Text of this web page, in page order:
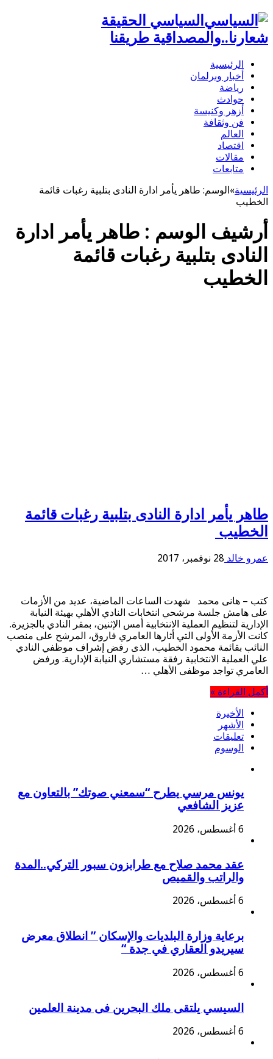
السياسي الحقيقة
شعارنا..والمصداقية طريقنا
الرئيسية
أخبار وبرلمان
رياضة
حوادث
أزهر وكنيسة
فن وثقافة
العالم
اقتصاد
مقالات
متابعات
الرئيسية»الوسم: طاهر يأمر ادارة النادى بتلبية رغبات قائمة
الخطيب
أرشيف الوسم : طاهر يأمر ادارة
النادى بتلبية رغبات قائمة
الخطيب
طاهر يأمر ادارة النادى بتلبية رغبات قائمة
الخطيب
عمرو خالد 28 نوفمبر، 2017
كتب – هانى محمد شهدت الساعات الماضية، عديد من الأزمات
على هامش جلسة مرشحي انتخابات النادي الأهلي بهيئة النيابة
الإدارية لتنظيم العملية الانتخابية أمس الإثنين، بمقر النادي بالجزيرة.
كانت الأزمة الأولى التي أثارها العامري فاروق، المرشح على منصب
النائب بقائمة محمود الخطيب، الذى رفض إشراف موظفي النادي
علي العملية الانتخابية رفقة مستشاري النيابة الإدارية. ورفض
العامري تواجد موظفى الأهلي …
أكمل القراءة »
الأخيرة
الأشهر
تعليقات
الوسوم
يونس مرسي يطرح “سمعني صوتك” بالتعاون مع
عزيز الشافعي
6 أغسطس، 2026
عقد محمد صلاح مع طرابزون سبور التركي..المدة
والراتب والقميص
6 أغسطس، 2026
برعاية وزارة البلديات والإسكان ” انطلاق معرض
سيريدو العقاري في جدة “
6 أغسطس، 2026
السيسي يلتقى ملك البحرين فى مدينة العلمين
6 أغسطس، 2026